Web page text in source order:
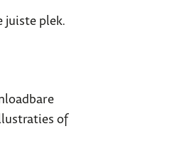
juiste plek.
of